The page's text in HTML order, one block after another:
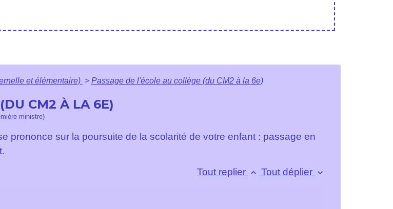
et élémentaire) > Passage de l'école au collège (du CM2 à la 6e)
CM2 À LA 6E)
ministre)
prononce sur la poursuite de la scolarité de votre enfant : passage en
Tout replier keyboard_arrow_up Tout déplier keyboard_arrow_down